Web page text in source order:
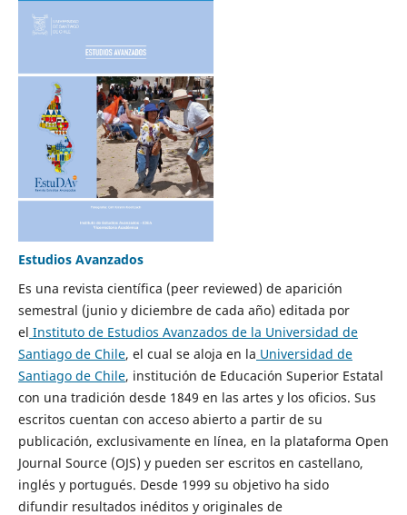
Estudios Avanzados
Es una revista científica (peer reviewed) de aparición
semestral (junio y diciembre de cada año) editada por
el Instituto de Estudios Avanzados de la Universidad de
Santiago de Chile, el cual se aloja en la Universidad de
Santiago de Chile, institución de Educación Superior Estatal
con una tradición desde 1849 en las artes y los oficios. Sus
escritos cuentan con acceso abierto a partir de su
publicación, exclusivamente en línea, en la plataforma Open
Journal Source (OJS) y pueden ser escritos en castellano,
inglés y portugués. Desde 1999 su objetivo ha sido
difundir resultados inéditos y originales de